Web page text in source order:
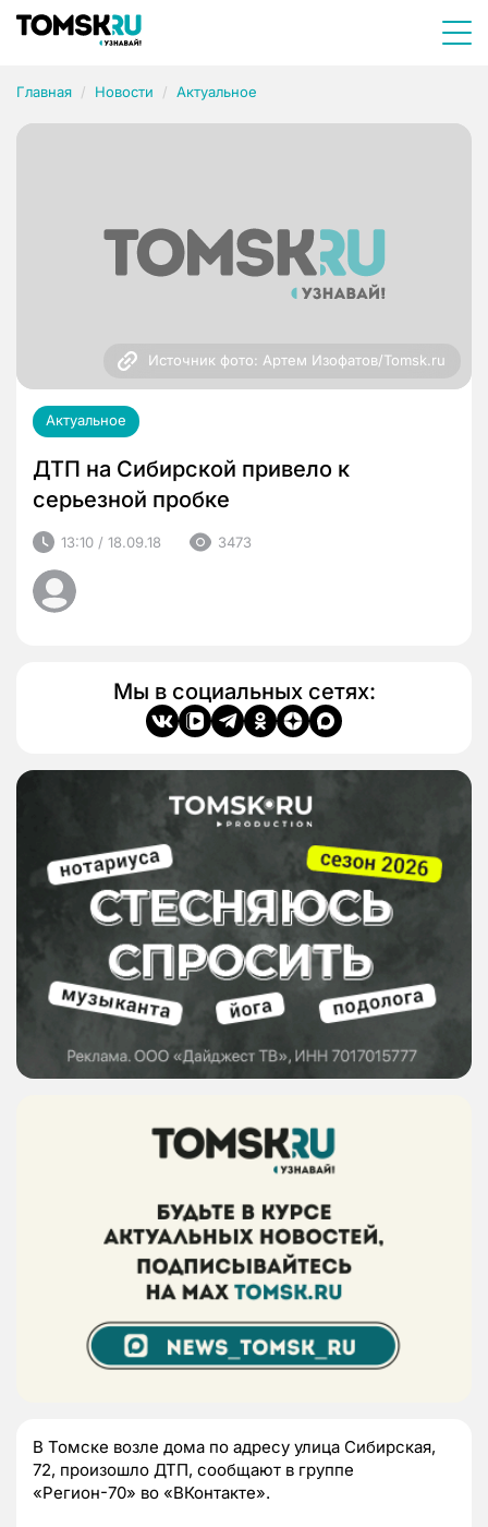
Главная Новости Актуальное
Источник фото: Артем Изофатов/Tomsk.ru
Актуальное
ДТП на Сибирской привело к
серьезной пробке
13:10 / 18.09.18 3473
Мы в социальных сетях:
В Томске возле дома по адресу улица Сибирская,
72, произошло ДТП, сообщают в группе
«Регион-70» во «ВКонтакте».